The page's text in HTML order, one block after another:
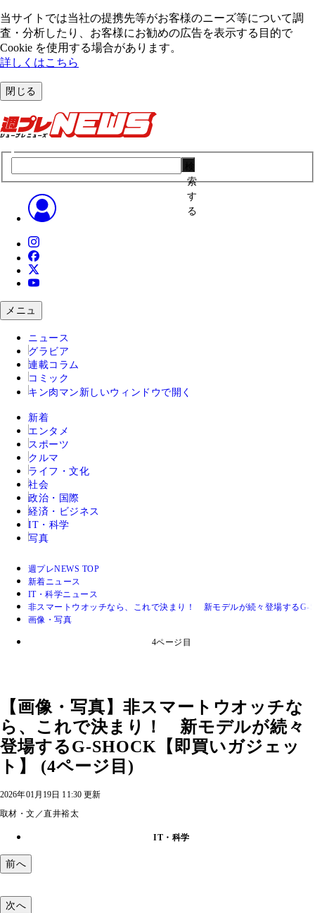
当サイトでは当社の提携先等がお客様のニーズ等について調
査・分析したり、お客様にお勧めの広告を表⽰する⽬的で
Cookie を使⽤する場合があります。
詳しくはこちら
閉じる
索
す
る
メニュ
ニュース
グラビア
連載コラム
コミック
キン肉マン 新しいウィンドウで開く
新着
エンタメ
スポーツ
クルマ
ライフ・文化
社会
政治・国際
経済・ビジネス
IT・科学
写真
週プレNEWS TOP
新着ニュース
IT・科学ニュース
非スマートウオッチなら、これで決まり！ 新モデルが続々登場するG-
画像・写真
4ページ目
【画像・写真】非スマートウオッチな
ら、これで決まり！ 新モデルが続々
登場するG-SHOCK【即買いガジェッ
ト】 (4ページ目)
2026年01月19日 11:30 更新
取材・文／直井裕太
IT・科学
前へ
次へ